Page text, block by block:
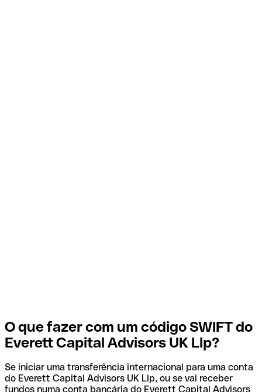
O que fazer com um código SWIFT do
Everett Capital Advisors UK Llp?
Se iniciar uma transferência internacional para uma conta
do Everett Capital Advisors UK Llp, ou se vai receber
fundos numa conta bancária do Everett Capital Advisors